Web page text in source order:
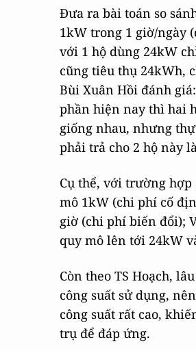
Đưa ra bài toán so
1kW trong 1 giờ/ngày
với 1 hộ dùng 24kW
cũng tiêu thụ 24kWh,
Bùi Xuân Hồi đánh
phần hiện nay thì hai
giống nhau, nhưng
phải trả cho 2 hộ này
Cụ thể, với trường
mô 1kW (chi phí cố
giờ (chi phí biến đổi);
quy mô lên tới 24kW
Còn theo TS Hoạch,
công suất sử dụng,
công suất rất cao,
trụ để đáp ứng.